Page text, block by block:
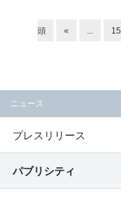
頭
« ... 15
ニュース
プレスリリース
パブリシティ